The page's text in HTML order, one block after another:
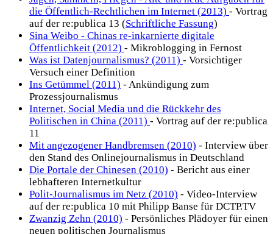
die Öffentlich-Rechtlichen im Internet (2013) - Vortrag
auf der re:publica 13 (Schriftliche Fassung)
Sina Weibo - Chinas re-inkarnierte digitale
Öffentlichkeit (2012) - Mikroblogging in Fernost
Was ist Datenjournalismus? (2011) - Vorsichtiger
Versuch einer Definition
Ins Getümmel (2011) - Ankündigung zum
Prozessjournalismus
Internet, Social Media und die Rückkehr des
Politischen in China (2011) - Vortrag auf der re:publica
11
Mit angezogener Handbremsen (2010) - Interview über
den Stand des Onlinejournalismus in Deutschland
Die Portale der Chinesen (2010) - Bericht aus einer
lebhafteren Internetkultur
Polit-Journalismus im Netz (2010) - Video-Interview
auf der re:publica 10 mit Philipp Banse für DCTP.TV
Zwanzig Zehn (2010) - Persönliches Plädoyer für einen
neuen politischen Journalismus